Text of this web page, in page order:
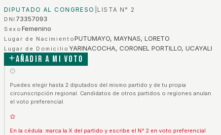
DIPUTADO AL CONGRESO LISTA N° 2
DNI 73357093
Sexo Femenino
Lugar de NacimientoPUTUMAYO, MAYNAS, LORETO
Lugar de Domicilio YARINACOCHA, CORONEL PORTILLO, UCAYALI
Añadir a mi voto
Puedes elegir hasta 2 diputados del mismo partido y de tu propia
circunscripción regional. Candidatos de otros partidos o regiones anulan
el voto preferencial.
En la cédula: marca la X del partido y escribe el N° 2 en voto preferencial